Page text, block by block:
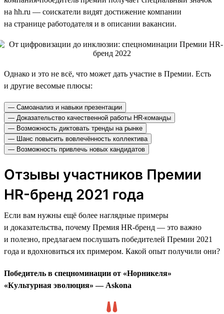
на hh.ru — соискатели видят достижение компании
на странице работодателя и в описании вакансии.
Однако и это не всё, что может дать участие в Премии. Есть
и другие весомые плюсы:
— Самоанализ и навыки презентации
— Доказательство качественной работы HR-команды
— Возможность диктовать тренды на рынке
— Шанс повысить вовлечённость коллектива
— Возможность привлечь новых кандидатов
Отзывы участников Премии
HR-бренд 2021 года
Если вам нужны ещё более наглядные примеры
и доказательства, почему Премия HR-бренд — это важно
и полезно, предлагаем послушать победителей Премии 2021
года и вдохновиться их примером. Какой опыт получили они?
Победитель в спецноминации от «Норникеля»
«Культурная эволюция» — Askona